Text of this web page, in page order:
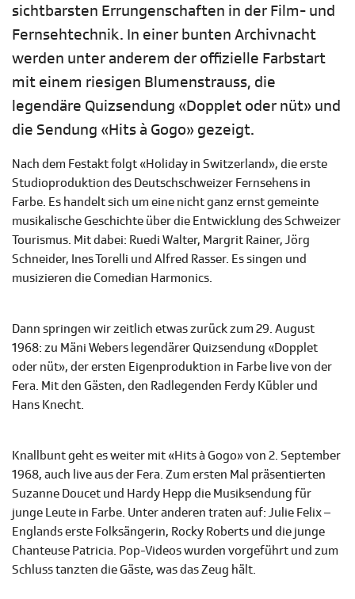
sichtbarsten Errungenschaften in der Film- und
Fernsehtechnik. In einer bunten Archivnacht
werden unter anderem der offizielle Farbstart
mit einem riesigen Blumenstrauss, die
legendäre Quizsendung «Dopplet oder nüt» und
die Sendung «Hits à Gogo» gezeigt.
Nach dem Festakt folgt «Holiday in Switzerland», die erste
Studioproduktion des Deutschschweizer Fernsehens in
Farbe. Es handelt sich um eine nicht ganz ernst gemeinte
musikalische Geschichte über die Entwicklung des Schweizer
Tourismus. Mit dabei: Ruedi Walter, Margrit Rainer, Jörg
Schneider, Ines Torelli und Alfred Rasser. Es singen und
musizieren die Comedian Harmonics.
Dann springen wir zeitlich etwas zurück zum 29. August
1968: zu Mäni Webers legendärer Quizsendung «Dopplet
oder nüt», der ersten Eigenproduktion in Farbe live von der
Fera. Mit den Gästen, den Radlegenden Ferdy Kübler und
Hans Knecht.
Knallbunt geht es weiter mit «Hits à Gogo» von 2. September
1968, auch live aus der Fera. Zum ersten Mal präsentierten
Suzanne Doucet und Hardy Hepp die Musiksendung für
junge Leute in Farbe. Unter anderen traten auf: Julie Felix –
Englands erste Folksängerin, Rocky Roberts und die junge
Chanteuse Patricia. Pop-Videos wurden vorgeführt und zum
Schluss tanzten die Gäste, was das Zeug hält.